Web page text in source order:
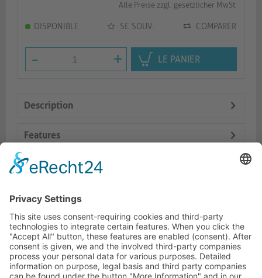
Alle Preise zzgl. gesetzlicher MwSt.
DISPONIBLE SE SOUV. COMPARER
- + LE PANIER
Description
Features
Logistics
Prod. similaires
HOTLINE ASSISTANCE